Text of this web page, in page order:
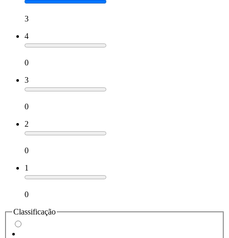
3
4
0
3
0
2
0
1
0
Classificação